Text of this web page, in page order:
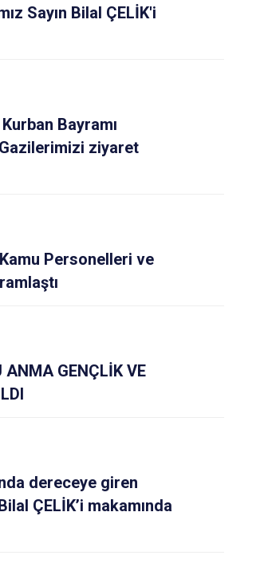
Sayın Bilal ÇELİK'i
Bayramı
ziyaret
Personelleri ve
ANMA GENÇLİK VE
dereceye giren
ÇELİK’i makamında